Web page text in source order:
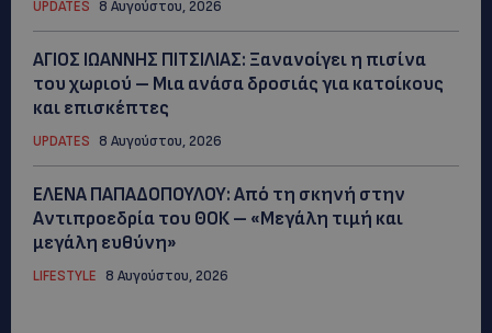
UPDATES 8 Αυγούστου, 2026
ΑΓΙΟΣ ΙΩΑΝΝΗΣ ΠΙΤΣΙΛΙΑΣ: Ξανανοίγει η πισίνα
του χωριού – Μια ανάσα δροσιάς για κατοίκους
και επισκέπτες
UPDATES 8 Αυγούστου, 2026
ΕΛΕΝΑ ΠΑΠΑΔΟΠΟΥΛΟΥ: Από τη σκηνή στην
Αντιπροεδρία του ΘΟΚ – «Μεγάλη τιμή και
μεγάλη ευθύνη»
LIFESTYLE 8 Αυγούστου, 2026